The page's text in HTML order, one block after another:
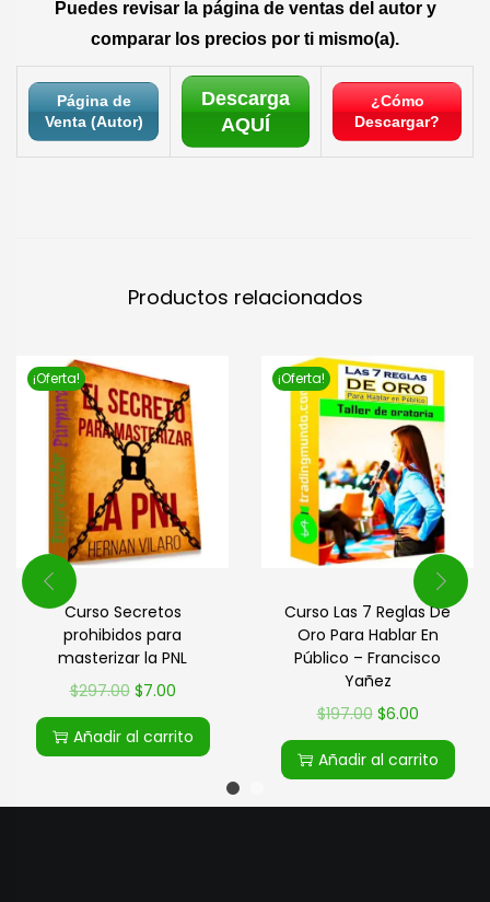
Puedes revisar la página de ventas del autor y
comparar los precios por ti mismo(a).
Página de
Venta (Autor)
Descarga
AQUÍ
¿Cómo
Descargar?
Productos relacionados
¡Oferta!
Curso Secretos
prohibidos para
masterizar la PNL
$297.00 $7.00
Añadir al carrito
¡Oferta!
Curso Las 7 Reglas De
Oro Para Hablar En
Público – Francisco
Yañez
$197.00 $6.00
Añadir al carrito